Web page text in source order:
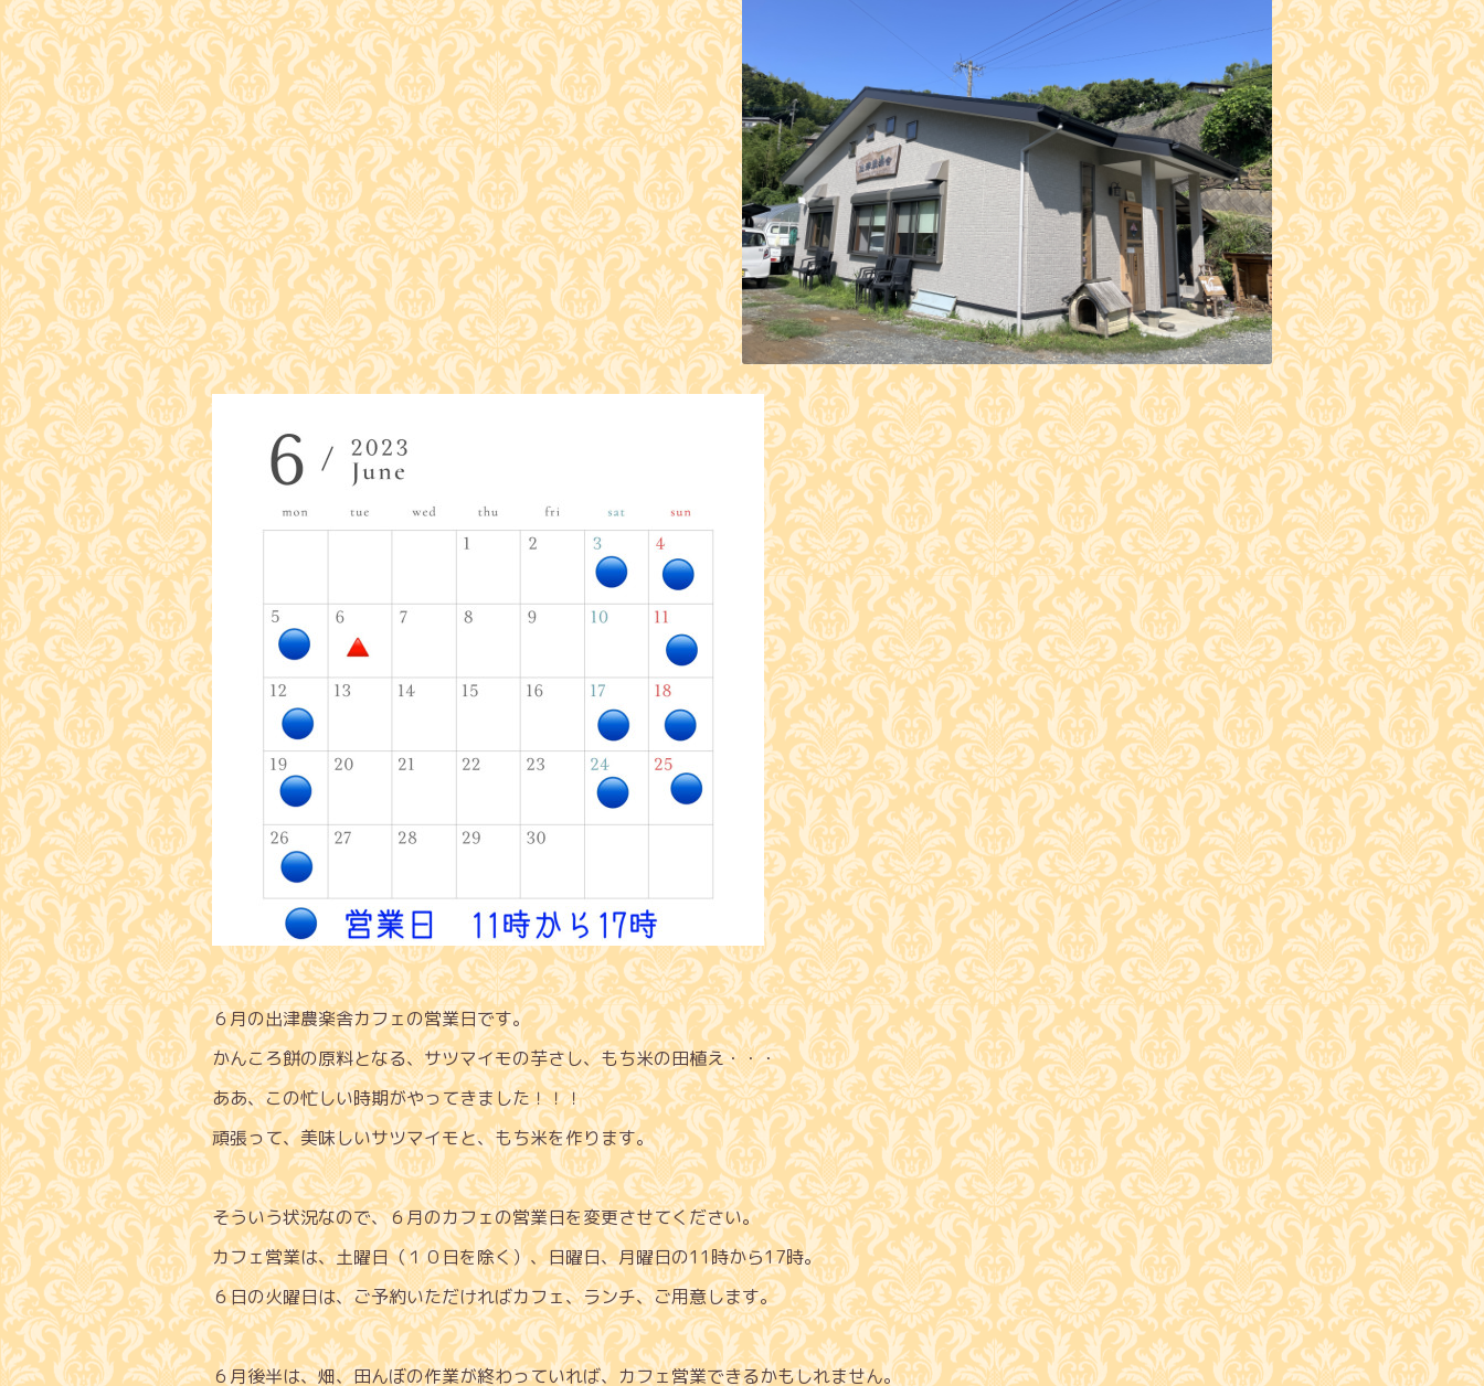
６月の出津農楽舎カフェの営業日です。
かんころ餅の原料となる、サツマイモの芋さし、もち米の田植え・・・
ああ、この忙しい時期がやってきました！！！
頑張って、美味しいサツマイモと、もち米を作ります。
そういう状況なので、６月のカフェの営業日を変更させてください。
カフェ営業は、土曜日（１０日を除く）、日曜日、月曜日の11時から17時。
６日の火曜日は、ご予約いただければカフェ、ランチ、ご用意します。
６月後半は、畑、田んぼの作業が終わっていれば、カフェ営業できるかもしれません。